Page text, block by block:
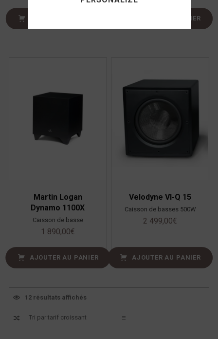
AJOUTER AU PANIER
Martin Logan
Dynamo 1100X
Caisson de basse
1 890,00€
AJOUTER AU PANIER
Velodyne VI-Q 15
Caisson de basses 500W
2 499,00€
AJOUTER AU PANIER
12 résultats affichés